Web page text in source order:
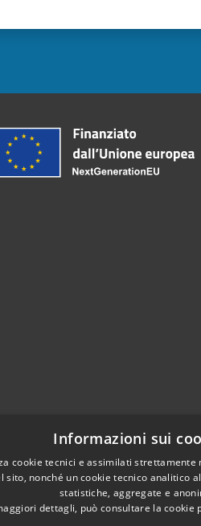
Informazioni sui
cookie tecnici e assimilati
sito, nonché un cookie tecnico analitico
statistiche, aggregate e
dettagli, può consultare la cookie